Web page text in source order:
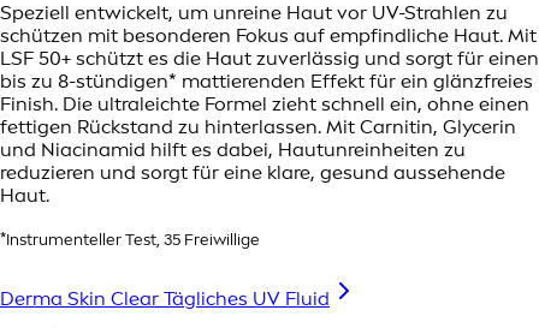
Speziell entwickelt, um unreine Haut vor UV-Strahlen zu
schützen mit besonderen Fokus auf empfindliche Haut. Mit
LSF 50+ schützt es die Haut zuverlässig und sorgt für einen
bis zu 8-stündigen* mattierenden Effekt für ein glänzfreies
Finish. Die ultraleichte Formel zieht schnell ein, ohne einen
fettigen Rückstand zu hinterlassen. Mit Carnitin, Glycerin
und Niacinamid hilft es dabei, Hautunreinheiten zu
reduzieren und sorgt für eine klare, gesund aussehende
Haut.
*Instrumenteller Test, 35 Freiwillige
Derma Skin Clear Tägliches UV Fluid